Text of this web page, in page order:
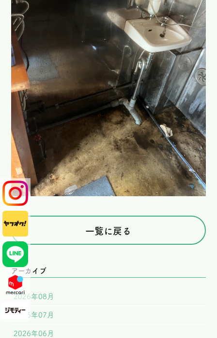
一覧に戻る
アーカイブ
2026年08月
2026年07月
2026年06月